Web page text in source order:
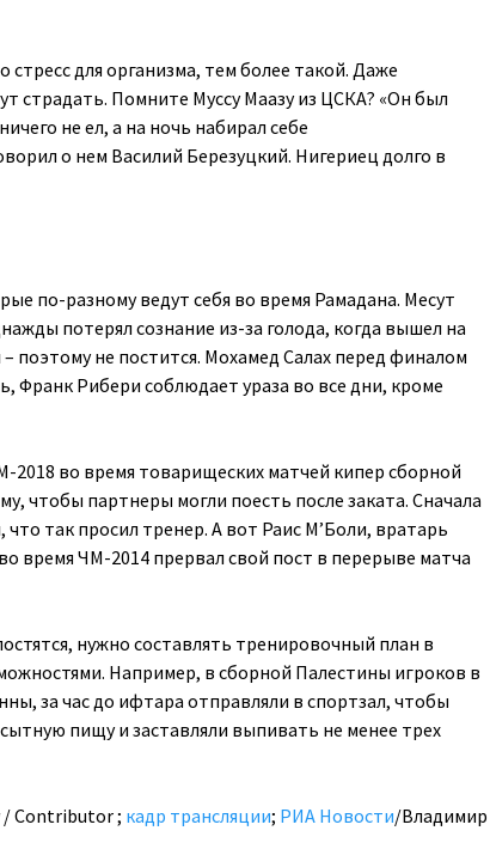
для организма, тем более такой. Даже
страдать. Помните Муссу Маазу из ЦСКА? «Он был
не ел, а на ночь набирал себе
о нем Василий Березуцкий. Нигериец долго в
по-разному ведут себя во время Рамадана. Месут
потерял сознание из-за голода, когда вышел на
поэтому не постится. Мохамед Салах перед финалом
Франк Рибери соблюдает ураза во все дни, кроме
2018 во время товарищеских матчей кипер сборной
чтобы партнеры могли поесть после заката. Сначала
так просил тренер. А вот Раис М’Боли, вратарь
время ЧМ-2014 прервал свой пост в перерыве матча
нужно составлять тренировочный план в
Например, в сборной Палестины игроков в
за час до ифтара отправляли в спортзал, чтобы
пищу и заставляли выпивать не менее трех
/ Contributor ; кадр трансляции; РИА Новости/Владимир